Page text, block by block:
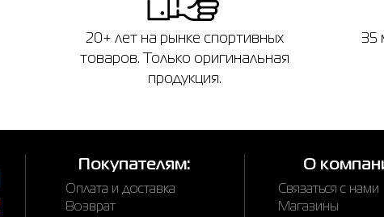
20+ лет на рынке спортивных
товаров. Только оригинальная
продукция.
35
Покупателям:
Оплата и доставка
Возврат
О
Связаться с нами
Магазины